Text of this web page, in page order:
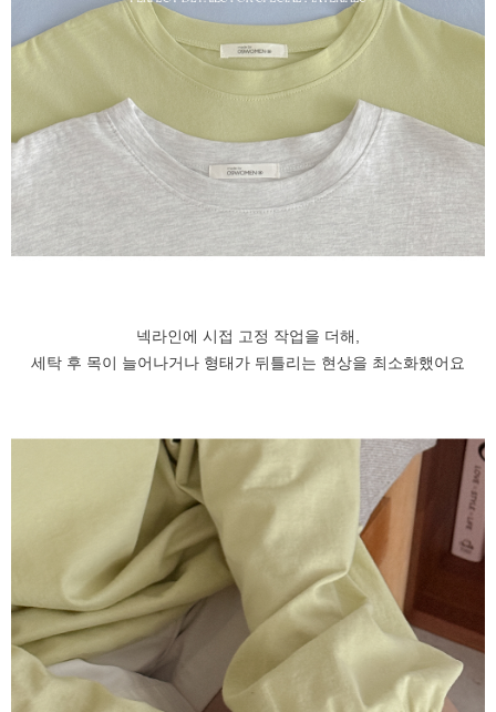
넥라인에 시접 고정 작업을 더해,
세탁 후 목이 늘어나거나 형태가 뒤틀리는 현상을 최소화했어요